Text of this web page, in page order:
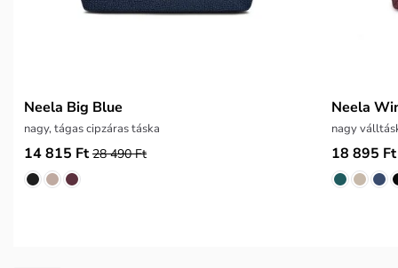
Neela Big Blue
nagy, tágas cipzáras táska
14 815 Ft 28 490 Ft
Neela
nagy
18 895 Ft